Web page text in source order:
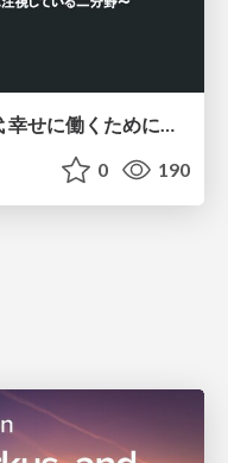
作るコストが小さくなった時代 幸せに働くために改めて考えたいこと 〜エンジニアとして価値を出し続けるために注視している二分野〜
0 190